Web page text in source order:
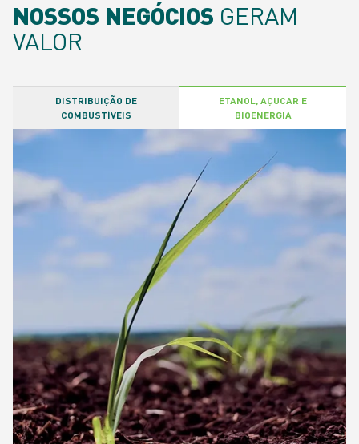
NOSSOS NEGÓCIOS GERAM
VALOR
DISTRIBUIÇÃO DE
COMBUSTÍVEIS
ETANOL, AÇUCAR E
BIOENERGIA